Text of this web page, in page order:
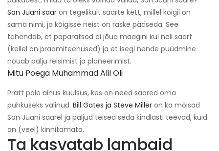
San Juani saar on tegelikult saarte kett, millel kõigil on
sama nimi, ja kõigisse neist on raske pääseda. See
tähendab, et paparatsod ei jõua maagini kui neli saart
(kellel on praamiteenused) ja et isegi nende püüdmine
nõuab palju reisimist ja planeerimist.
Mitu Poega Muhammad Alil Oli
Pratt pole ainus kuulsus, kes on need saared oma
puhkuseks valinud. Bill Gates ja Steve Miller on ka mõisad
San Juani saarel ja paljud teised seda kindlasti teevad, kuid
on (veel) kinnitamata.
Ta kasvatab lambaid